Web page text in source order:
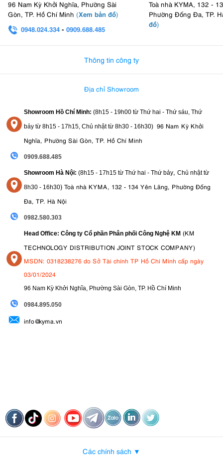
96 Nam Kỳ Khởi Nghĩa, Phường Sài
Gòn, TP. Hồ Chí Minh (Xem bản đồ)
0948.024.334 - 0909.688.485
Toà nhà KYMA, 132 -
Phường Đống Đa, TP.
đồ)
Thông tin công ty
Địa chỉ Showroom
Showroom Hồ Chí Minh: (8h15 - 19h00 từ Thứ hai - Thứ sáu, Thứ
bảy từ 8h15 - 17h15, Chủ nhật từ 8h30 - 16h30) 96 Nam Kỳ Khởi
Nghĩa, Phường Sài Gòn, TP. Hồ Chí Minh
0909.688.485
Showroom Hà Nội: (8h15 - 17h15 từ Thứ hai - Thứ bảy, Chủ nhật từ
8h30 - 16h30) Toà nhà KYMA, 132 - 134 Yên Lãng, Phường Đống
Đa, TP. Hà Nội
0982.580.303
Head Office: Công ty Cổ phần Phân phối Công Nghệ KM (KM
TECHNOLOGY DISTRIBUTION JOINT STOCK COMPANY)
MSDN: 0318238276 do Sở Tài chính TP Hồ Chí Minh cấp ngày
03/01/2024
96 Nam Kỳ Khởi Nghĩa, Phường Sài Gòn, TP. Hồ Chí Minh
0984.895.050
info@kyma.vn
Các chính sách ▼